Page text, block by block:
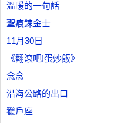
溫暖的一句話
聖痕鍊金士
11月30日
《翻滾吧!蛋炒飯》
念念
沿海公路的出口
獵戶座